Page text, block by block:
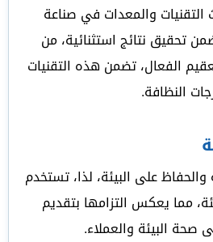
والمعدات في صناعة
تحقيق نتائج استثنائية، من
الفعال، تضمن هذه التقنيات
النظافة.
والحفاظ على البيئة، لذا، تستخدم
مما يعكس التزامها بتقديم
البيئة والعملاء.